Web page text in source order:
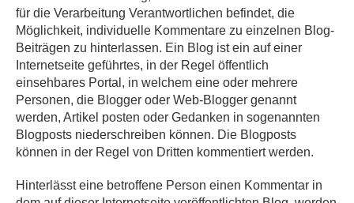
für die Verarbeitung Verantwortlichen befindet, die
Möglichkeit, individuelle Kommentare zu einzelnen Blog-
Beiträgen zu hinterlassen. Ein Blog ist ein auf einer
Internetseite geführtes, in der Regel öffentlich
einsehbares Portal, in welchem eine oder mehrere
Personen, die Blogger oder Web-Blogger genannt
werden, Artikel posten oder Gedanken in sogenannten
Blogposts niederschreiben können. Die Blogposts
können in der Regel von Dritten kommentiert werden.
Hinterlässt eine betroffene Person einen Kommentar in